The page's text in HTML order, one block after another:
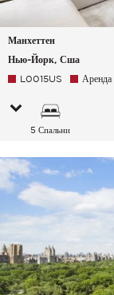
Манхеттен
Нью-Йорк, Сша
L0015US Аренда
5 Спальни